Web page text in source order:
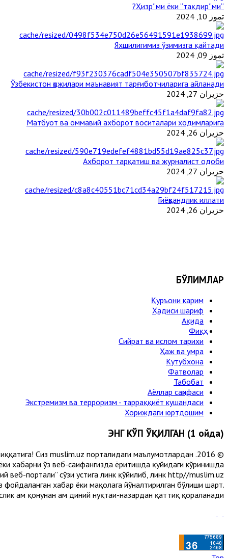
“Ҳизр”ми ёки “тақдир”ми?
تموز 10, 2024
Яхшилигимиз ўзимизга қайтади
تموز 09, 2024
Ўзбекистон ҳожилари маънавият тарғиботчиларига айланади
حزيران 27, 2024
Матбуот ва оммавий ахборот воситалари ходимларига
حزيران 26, 2024
Ахборот тарқатиш ва журналист одоби
حزيران 27, 2024
Гиёҳвандлик иллати
حزيران 26, 2024
БЎЛИМЛАР
Қуръони карим
Ҳадиси шариф
Ақида
Фиқҳ
Сийрат ва ислом тарихи
Ҳаж ва умра
Кутубхона
Фатволар
Табобат
Аёллар саҳифаси
Экстремизм ва терроризм - тарраққиёт кушандаси
Хориждаги юртдошим
ЭНГ КЎП ЎҚИЛГАН (1 ойда)
Сиз muslim.uz порталидаги маълумотлардан
хабарни ўз веб-саҳифангизда ёритишда қуйидаги кўринишда
веб-портали” сўзи устига линк қўйилиб, линк http//muslim.uz
фойдаланган хабар ёки мақолага йўналтирилган бўлиши шарт.
ҳам қонунан ҳам диний нуқтаи-назардан қаттиқ қораланади.